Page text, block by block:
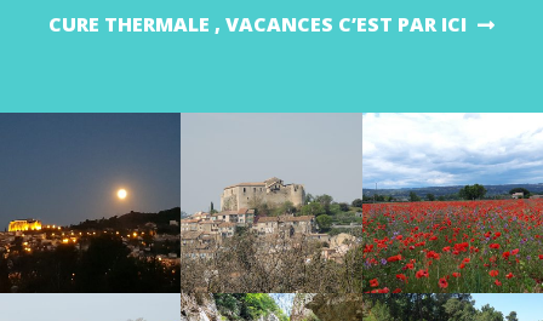
CURE THERMALE , VACANCES C’EST PAR ICI